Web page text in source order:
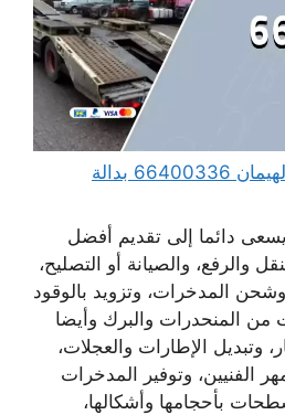
ونش كرين سطحة ام الهيمان 66400336 بدالة
دائما إلى تقديم أفضل
والرفع، والصيانة أو التصليح،
المدخرات، وتزويد بالوقود
من المنحدرات والبرك وأيضا
وتبديل الإطارات والعجلات،
الفنيين، وتوفير المدخرات
بأحجامها وأشكالها،